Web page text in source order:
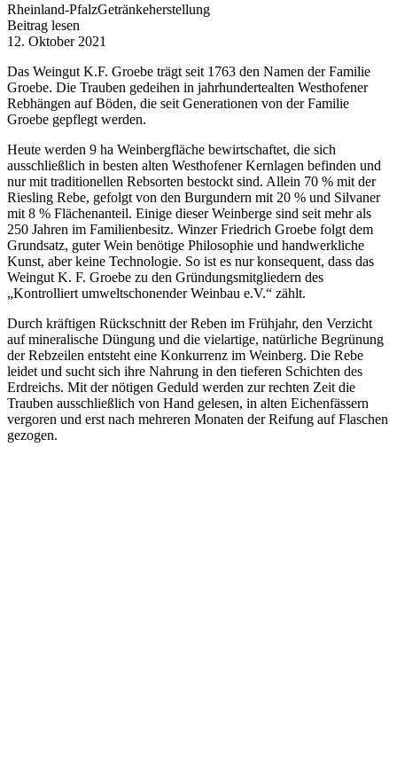
Rheinland-PfalzGetränkeherstellung
Beitrag lesen
12. Oktober 2021
Das Weingut K.F. Groebe trägt seit 1763 den Namen der Familie
Groebe. Die Trauben gedeihen in jahrhundertealten Westhofener
Rebhängen auf Böden, die seit Generationen von der Familie
Groebe gepflegt werden.
Heute werden 9 ha Weinbergfläche bewirtschaftet, die sich
ausschließlich in besten alten Westhofener Kernlagen befinden und
nur mit traditionellen Rebsorten bestockt sind. Allein 70 % mit der
Riesling Rebe, gefolgt von den Burgundern mit 20 % und Silvaner
mit 8 % Flächenanteil. Einige dieser Weinberge sind seit mehr als
250 Jahren im Familienbesitz. Winzer Friedrich Groebe folgt dem
Grundsatz, guter Wein benötige Philosophie und handwerkliche
Kunst, aber keine Technologie. So ist es nur konsequent, dass das
Weingut K. F. Groebe zu den Gründungsmitgliedern des
„Kontrolliert umweltschonender Weinbau e.V.“ zählt.
Durch kräftigen Rückschnitt der Reben im Frühjahr, den Verzicht
auf mineralische Düngung und die vielartige, natürliche Begrünung
der Rebzeilen entsteht eine Konkurrenz im Weinberg. Die Rebe
leidet und sucht sich ihre Nahrung in den tieferen Schichten des
Erdreichs. Mit der nötigen Geduld werden zur rechten Zeit die
Trauben ausschließlich von Hand gelesen, in alten Eichenfässern
vergoren und erst nach mehreren Monaten der Reifung auf Flaschen
gezogen.